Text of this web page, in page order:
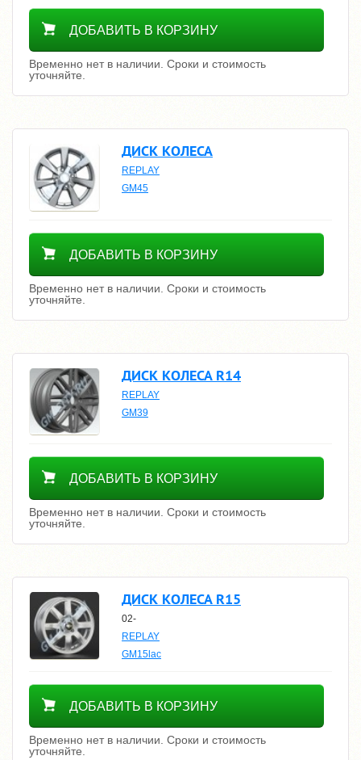
Уточнить цену
ДОБАВИТЬ В КОРЗИНУ
Временно нет в наличии. Сроки и стоимость
уточняйте.
ДИСК КОЛЕСА
REPLAY
GM45
Уточнить цену
ДОБАВИТЬ В КОРЗИНУ
Временно нет в наличии. Сроки и стоимость
уточняйте.
ДИСК КОЛЕСА R14
REPLAY
GM39
Уточнить цену
ДОБАВИТЬ В КОРЗИНУ
Временно нет в наличии. Сроки и стоимость
уточняйте.
ДИСК КОЛЕСА R15
02-
REPLAY
GM15lac
Уточнить цену
ДОБАВИТЬ В КОРЗИНУ
Временно нет в наличии. Сроки и стоимость
уточняйте.